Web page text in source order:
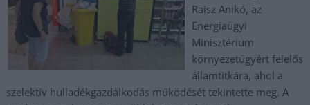
Raisz Anikó, az
Energiaügyi
Minisztérium
környezetügyért felelős
államtitkára, ahol a
szelektív hulladékgazdálkodás működését tekintette meg. A